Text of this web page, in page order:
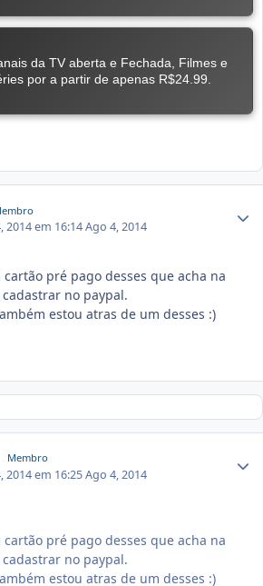
2014 em 16:14Ago 4, 2014
pré pago desses que acha na
no paypal.
estou atras de um desses :)
Membro
2014 em 16:25Ago 4, 2014
pré pago desses que acha na
no paypal.
estou atras de um desses :)